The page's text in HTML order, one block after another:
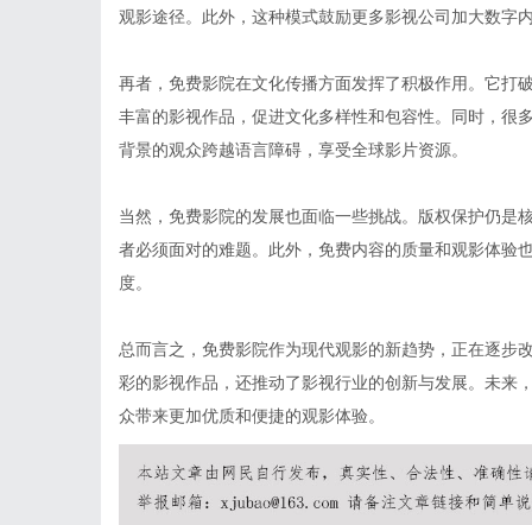
观影途径。此外，这种模式鼓励更多影视公司加大数字
再者，免费影院在文化传播方面发挥了积极作用。它打
丰富的影视作品，促进文化多样性和包容性。同时，很
背景的观众跨越语言障碍，享受全球影片资源。
当然，免费影院的发展也面临一些挑战。版权保护仍是
者必须面对的难题。此外，免费内容的质量和观影体验
度。
总而言之，免费影院作为现代观影的新趋势，正在逐步
彩的影视作品，还推动了影视行业的创新与发展。未来
众带来更加优质和便捷的观影体验。